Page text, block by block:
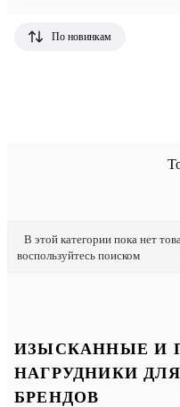
По новинкам
В этой категории пока нет
воспользуйтесь поиском
ИЗЫСКАННЫЕ И
НАГРУДНИКИ
БРЕНДОВ